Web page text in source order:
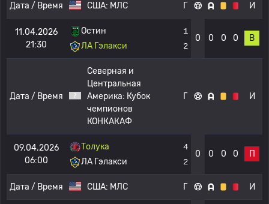
Дата / Время США: МЛС Г И
11.04.2026
21:30
Остин
ЛА Гэлакси
1
2
0 0 0 0 В
Дата / Время
Северная и
Центральная
Америка: Кубок
чемпионов
КОНКАКАФ
Г И
09.04.2026
06:00
Толука
ЛА Гэлакси
4
2
0 0 0 0 П
Дата / Время США: МЛС Г И